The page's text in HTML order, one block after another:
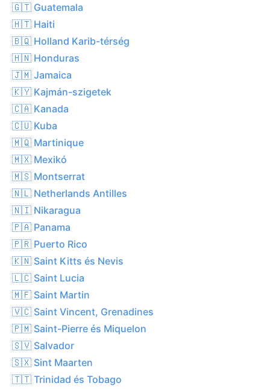
🇬🇹 Guatemala
🇭🇹 Haiti
🇧🇶 Holland Karib-térség
🇭🇳 Honduras
🇯🇲 Jamaica
🇰🇾 Kajmán-szigetek
🇨🇦 Kanada
🇨🇺 Kuba
🇲🇶 Martinique
🇲🇽 Mexikó
🇲🇸 Montserrat
🇳🇱 Netherlands Antilles
🇳🇮 Nikaragua
🇵🇦 Panama
🇵🇷 Puerto Rico
🇰🇳 Saint Kitts és Nevis
🇱🇨 Saint Lucia
🇲🇫 Saint Martin
🇻🇨 Saint Vincent, Grenadines
🇵🇲 Saint-Pierre és Miquelon
🇸🇻 Salvador
🇸🇽 Sint Maarten
🇹🇹 Trinidad és Tobago